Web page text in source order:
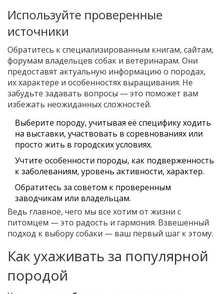
Используйте проверенные
источники
Обратитесь к специализированным книгам, сайтам,
форумам владельцев собак и ветеринарам. Они
предоставят актуальную информацию о породах,
их характере и особенностях выращивания. Не
забудьте задавать вопросы — это поможет вам
избежать неожиданных сложностей.
Выберите породу, учитывая её специфику ходить
на выставки, участвовать в соревнованиях или
просто жить в городских условиях.
Учтите особенности породы, как подверженность
к заболеваниям, уровень активности, характер.
Обратитесь за советом к проверенным
заводчикам или владельцам.
Ведь главное, чего мы все хотим от жизни с
питомцем — это радость и гармония. Взвешенный
подход к выбору собаки — ваш первый шаг к этому.
Как ухаживать за популярной
породой